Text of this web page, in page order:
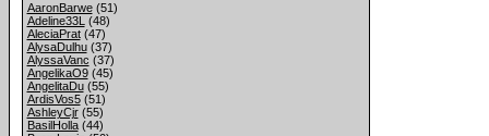
AaronBarwe(51)
Adeline33L (48)
AleciaPrat(47)
AlysaDulhu(37)
AlyssaVanc (37)
AngelikaO9(45)
AngelitaDu(55)
ArdisVos5(51)
AshleyCjr(55)
BasilHolla(44)